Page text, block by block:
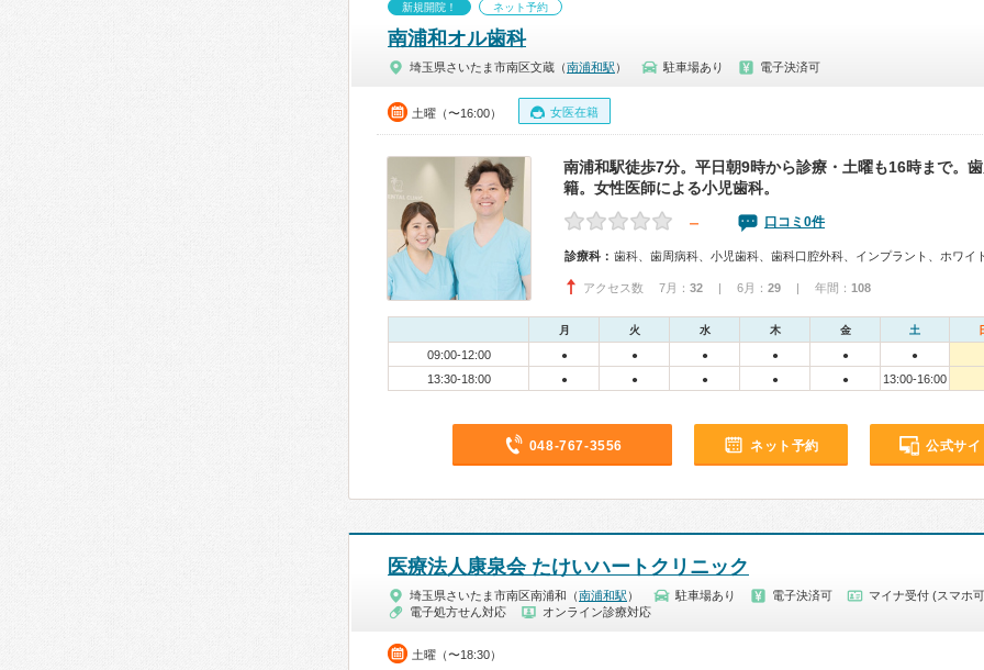
新規開院！ ネット予約
南浦和オル歯科
埼玉県さいたま市南区文蔵（南浦和駅 ） 駐車場あり 電子決済可
土曜（〜16:00） 女医在籍
南浦和駅徒歩7分。平日朝9時から診療・土曜も16時まで。
籍。女性医師による小児歯科。
－ 口コミ0件
診療科： 歯科、歯周病科、小児歯科、歯科口腔外科、インプラント、ホワイ
アクセス数 7月： 32 | 6月： 29 | 年間： 108
月 火 水 木 金 土
09:00-12:00 ● ● ● ● ● ●
13:30-18:00 ● ● ● ● ● 13:00-16:00
048-767-3556 ネット予約 公式サイ
医療法人康泉会 たけいハートクリニック
埼玉県さいたま市南区南浦和（南浦和駅 ） 駐車場あり 電子決済可
マイナ受付 (スマホ
電子処方せん対応
オンライン診療対応
土曜（〜18:30）